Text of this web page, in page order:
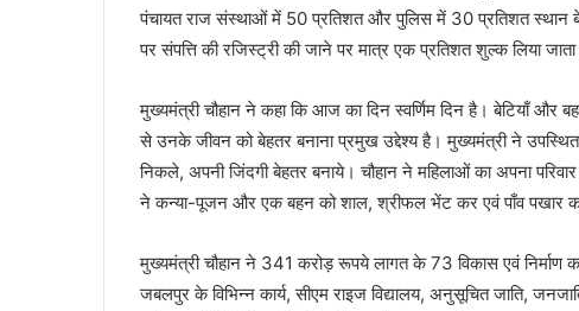
पंचायत राज संस्थाओं में 50 प्रतिशत और पुलिस में 30 प्रतिशत स्थान
पर संपत्ति की रजिस्ट्री की जाने पर मात्र एक प्रतिशत शुल्क लिया
मुख्यमंत्री चौहान ने कहा कि आज का दिन स्वर्णिम दिन है। बेटियाँ और
से उनके जीवन को बेहतर बनाना प्रमुख उद्देश्य है। मुख्यमंत्री ने
निकले, अपनी जिंदगी बेहतर बनाये। चौहान ने महिलाओं का अपना
ने कन्या-पूजन और एक बहन को शाल, श्रीफल भेंट कर एवं पाँव पखार
मुख्यमंत्री चौहान ने 341 करोड़ रूपये लागत के 73 विकास एवं निर्माण
जबलपुर के विभिन्न कार्य, सीएम राइज विद्यालय, अनुसूचित जाति,